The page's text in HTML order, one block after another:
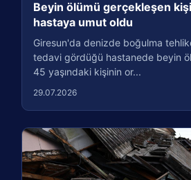
Beyin ölümü gerçekleşen
hastaya umut oldu
Giresun'da denizde boğulma
tedavi gördüğü hastanede beyin
45 yaşındaki kişinin or...
29.07.2026